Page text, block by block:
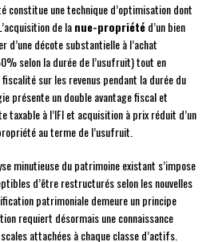
constitue une technique d’optimisation dont
de lanue-propriétéd’un bien
décote substantielle à l’achat
selon la durée de l’usufruit) tout en
sur les revenus pendant la durée du
présente un double avantage fiscal et
taxable à l’IFI et acquisition à prix réduit d’un
au terme de l’usufruit.
minutieuse du patrimoine existant s’impose
d’être restructurés selon les nouvelles
patrimoniale demeure un principe
requiert désormais une connaissance
attachées à chaque classe d’actifs.